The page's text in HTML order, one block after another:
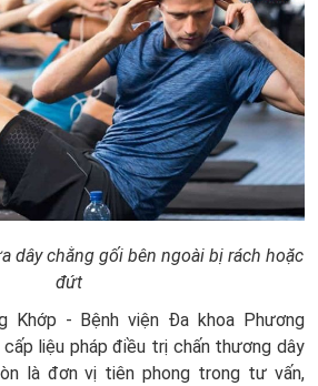
dây chằng gối bên ngoài bị rách hoặc
đứt
Khớp - Bệnh viện Đa khoa Phương
liệu pháp điều trị chấn thương dây
là đơn vị tiên phong trong tư vấn,